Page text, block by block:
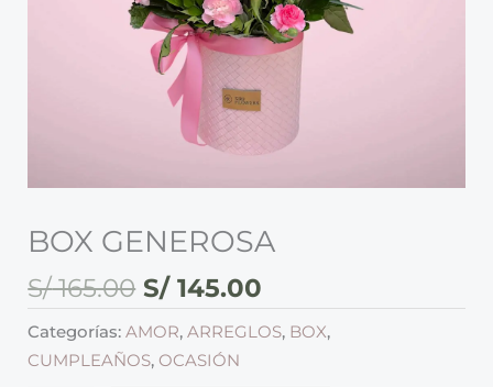
BOX GENEROSA
S/165.00 S/145.00
Categorías:AMOR,ARREGLOS, BOX,
CUMPLEAÑOS, OCASIÓN